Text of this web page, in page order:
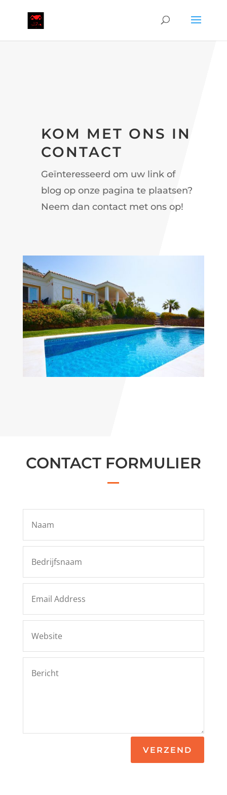
KOM MET ONS IN
CONTACT
Geïnteresseerd om uw link of
blog op onze pagina te plaatsen?
Neem dan contact met ons op!
CONTACT FORMULIER
VERZEND